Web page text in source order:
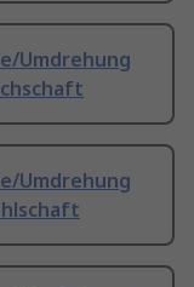
Umdrehung
Umdrehung